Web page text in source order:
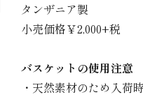
タンザニア製
小売価格￥2,000+税
バスケットの使用注意
・天然素材のため入荷